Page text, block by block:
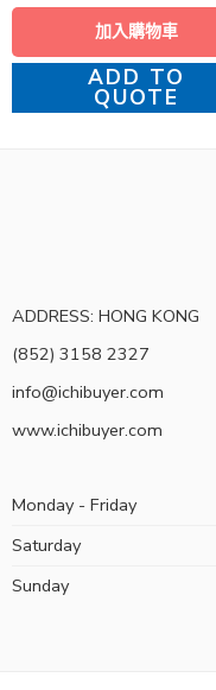
加入購物車
ADD TO
QUOTE
ADDRESS: HONG KONG
(852) 3158 2327
info@ichibuyer.com
www.ichibuyer.com
Monday - Friday
Saturday
Sunday